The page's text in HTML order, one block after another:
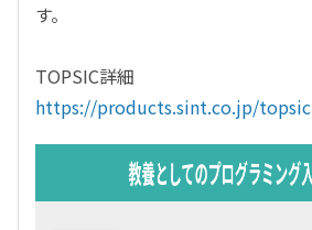
す。
TOPSIC詳細
https://products.sint.co.jp/topsic